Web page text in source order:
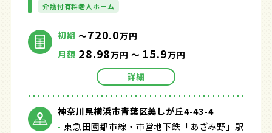
介護付有料老人ホーム
初期 ～720.0万円
月額 28.98万円 ～ 15.9万円
詳細
神奈川県横浜市青葉区美しが丘4-43-4
東急田園都市線・市営地下鉄「あざみ野」駅